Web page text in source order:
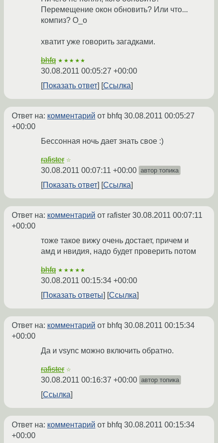
Перемещение окон обновить? Или что...
компиз? О_о
хватит уже говорить загадками.
bhfq ★★★★★
30.08.2011 00:05:27 +00:00
Показать ответ
Ссылка
Ответ на: комментарий от bhfq 30.08.2011 00:05:27
+00:00
Бессонная ночь дает знать свое :)
rafister ☆
30.08.2011 00:07:11 +00:00 автор топика
Показать ответ Ссылка
Ответ на: комментарий от rafister 30.08.2011 00:07:11
+00:00
тоже такое вижу очень достает, причем и
амд и нвидия, надо будет проверить потом
bhfq ★★★★★
30.08.2011 00:15:34 +00:00
Показать ответы
Ссылка
Ответ на: комментарий от bhfq 30.08.2011 00:15:34
+00:00
Да и vsync можно включить обратно.
rafister ☆
30.08.2011 00:16:37 +00:00 автор топика
Ссылка
Ответ на: комментарий от bhfq 30.08.2011 00:15:34
+00:00